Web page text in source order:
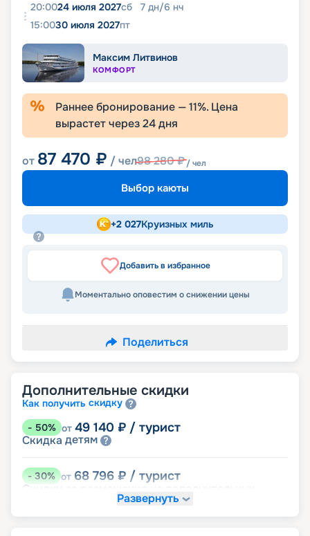
20:0024 июля 2027сб 7 дн/6 нч
15:0030 июля 2027пт
Максим Литвинов
КОМФОРТ
Раннее бронирование —11%. Цена
вырастет через24дня
от 87 470 ₽ / чел98 280₽/ чел
Выбор каюты
+2 027Круизных миль
Добавить в избранное
Моментально оповестим о снижении цены
Поделиться
Дополнительные скидки
Как получить скидку
- 50% от 49 140 ₽ / турист
Скидка детям
-30% от 68 796 ₽ / турист
Скидки за размещение на дополнительных
Развернуть